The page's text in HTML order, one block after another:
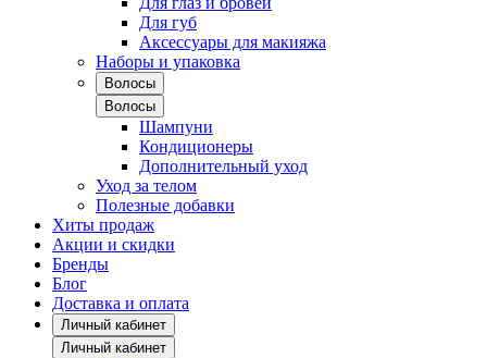
Для губ
Аксессуары для макияжа
Наборы и упаковка
Волосы
Волосы
Шампуни
Кондиционеры
Дополнительный уход
Уход за телом
Полезные добавки
Хиты продаж
Акции и скидки
Бренды
Блог
Доставка и оплата
Личный кабинет
Личный кабинет